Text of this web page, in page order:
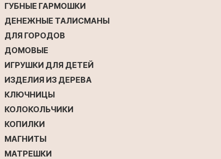
ГУБНЫЕ ГАРМОШКИ
ДЕНЕЖНЫЕ ТАЛИСМАНЫ
ДЛЯ ГОРОДОВ
ДОМОВЫЕ
ИГРУШКИ ДЛЯ ДЕТЕЙ
ИЗДЕЛИЯ ИЗ ДЕРЕВА
КЛЮЧНИЦЫ
КОЛОКОЛЬЧИКИ
КОПИЛКИ
МАГНИТЫ
МАТРЕШКИ